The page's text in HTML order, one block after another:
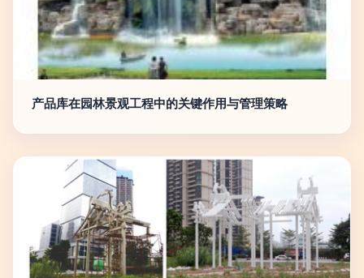
产品库在园林景观工程中的关键作用与管理策略